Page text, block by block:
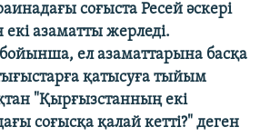
соғыста Ресей әскері
азаматты жерледі.
ел азаматтарына басқа
қатысуға тыйым
"Қырғызстанның екі
соғысқа қалай кетті?" деген